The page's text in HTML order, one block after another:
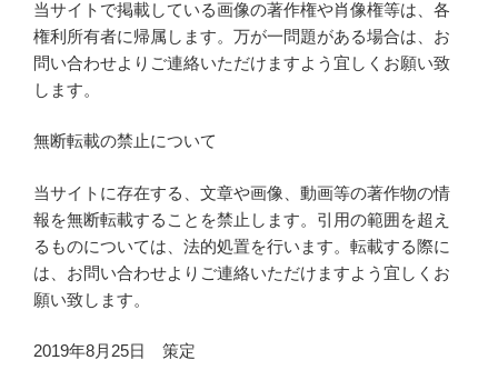
当サイトで掲載している画像の著作権や肖像権等は、各
権利所有者に帰属します。万が一問題がある場合は、お
問い合わせよりご連絡いただけますよう宜しくお願い致
します。
無断転載の禁止について
当サイトに存在する、文章や画像、動画等の著作物の情
報を無断転載することを禁止します。引用の範囲を超え
るものについては、法的処置を行います。転載する際に
は、お問い合わせよりご連絡いただけますよう宜しくお
願い致します。
2019年8月25日 策定